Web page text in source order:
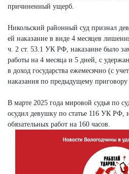
причиненный ущерб.
Никольский районный суд признал
ей наказание в виде 4 месяцев
ч. 2 ст. 53.1 УК РФ, наказание было
работы на 4 месяца и 5 дней, с
в доход государства ежемесячно (с
наказания по предыдущему приговору
В марте 2025 года мировой судья по
осудил девушку по статье 116 УК РФ,
обязательных работ на 160 часов.